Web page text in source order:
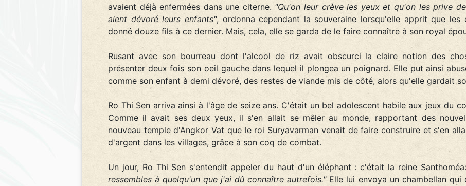
avaient déjà enfermées dans une citerne. "Qu'on leur crève les yeux et qu'on les prive
aient dévoré leurs enfants", ordonna cependant la souveraine lorsqu'elle apprit que les
donné douze fils à ce dernier. Mais, cela, elle se garda de le faire connaître à son royal
Rusant avec son bourreau dont l'alcool de riz avait obscurci la claire notion des
présenter deux fois son oeil gauche dans lequel il plongea un poignard. Elle put ainsi
comme son enfant à demi dévoré, des restes de viande mis de côté, alors qu'elle gardait
Ro Thi Sen arriva ainsi à l'âge de seize ans. C'était un bel adolescent habile aux jeux du
Comme il avait ses deux yeux, il s'en allait se mêler au monde, rapportant des
nouveau temple d'Angkor Vat que le roi Suryavarman venait de faire construire et s'en
d'argent dans les villages, grâce à son coq de combat.
Un jour, Ro Thi Sen s'entendit appeler du haut d'un éléphant : c'était la reine Santhoméa:
ressembles à quelqu'un que j'ai dû connaître autrefois."Elle lui envoya un chambellan qui